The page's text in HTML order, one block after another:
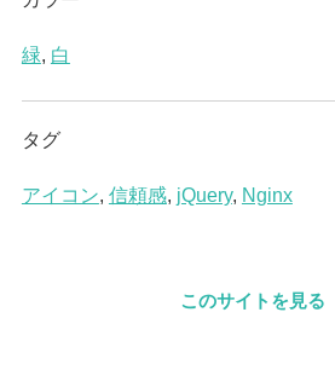
緑, 白
タグ
アイコン, 信頼感, jQuery, Nginx
このサイトを見る